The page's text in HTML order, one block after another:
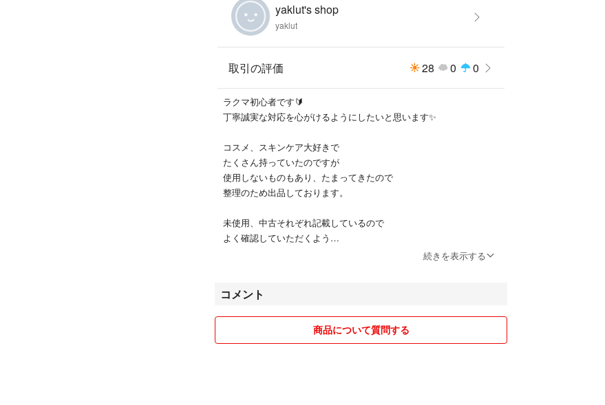
yaklut's shop
yaklut
取引の評価 28 0 0
ラクマ初心者です🔰
丁寧誠実な対応を心がけるようにしたいと思います✨
コスメ、スキンケア大好きで
たくさん持っていたのですが
使用しないものもあり、たまってきたので
整理のため出品しております。
未使用、中古それぞれ記載しているので
よく確認していただくよう
出来る限り対応させていただきますので
続きを表示する
コメント
商品について質問する